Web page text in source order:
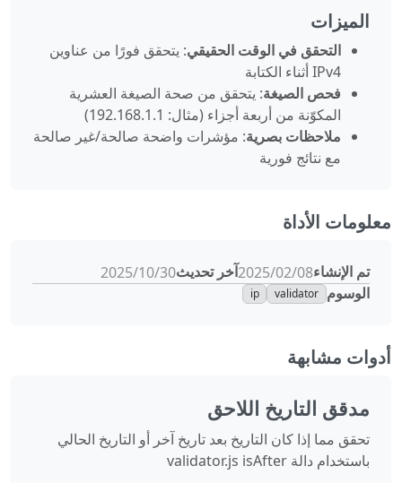
الميزات
التحقق في الوقت الحقيقي: يتحقق فورًا من عناوين
IPv4 أثناء الكتابة
فحص الصيغة: يتحقق من صحة الصيغة العشرية
المكوّنة من أربعة أجزاء (مثال: 192.168.1.1)
ملاحظات بصرية: مؤشرات واضحة صالحة/غير صالحة
مع نتائج فورية
معلومات الأداة
تم الإنشاء08‏/02‏/2025 آخر تحديث30‏/10‏/2025
الوسوم validator
ip
أدوات مشابهة
مدقق التاريخ اللاحق
تحقق مما إذا كان التاريخ بعد تاريخ آخر أو التاريخ الحالي
باستخدام دالة validator.js isAfter